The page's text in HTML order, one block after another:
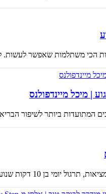
משתלמות שאפשר לעשות.
המתועדות ביותר לשיפור
השליטה שלכם ולכוון את האנרגי...